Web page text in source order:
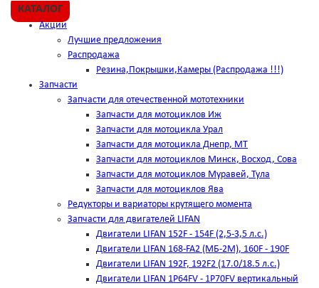
КАТАЛОГ
Акции
Лучшие предложения
Распродажа
Резина,Покрышки,Камеры (Распродажа !!!)
Запчасти
Запчасти для отечественной мототехники
Запчасти для мотоциклов Иж
Запчасти для мотоцикла Урал
Запчасти для мотоцикла Днепр, МТ
Запчасти для мотоциклов Минск, Восход, Сова
Запчасти для мотоциклов Муравей, Тула
Запчасти для мотоциклов Ява
Редукторы и вариаторы крутящего момента
Запчасти для двигателей LIFAN
Двигатели LIFAN 152F - 154F (2,5-3,5 л.с.)
Двигатели LIFAN 168-FA2 (МБ-2М), 160F - 190F
Двигатели LIFAN 192F, 192F2 (17.0/18.5 л.с.)
Двигатели LIFAN 1Р64FV - 1Р70FV вертикальный